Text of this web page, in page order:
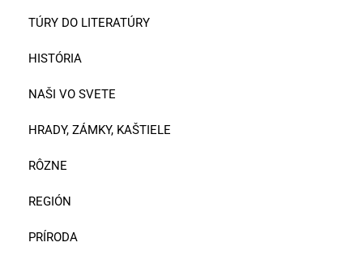
TÚRY DO LITERATÚRY
HISTÓRIA
NAŠI VO SVETE
HRADY, ZÁMKY, KAŠTIELE
RÔZNE
REGIÓN
PRÍRODA